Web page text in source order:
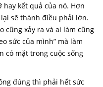
kết quả của nó. Hơn
sẽ thành điều phải lớn.
cũng xảy ra và ai làm cũng
sức của mình” mà làm
có mặt trong cuộc sống
đúng thì phải hết sức